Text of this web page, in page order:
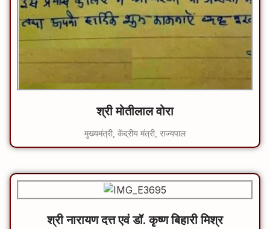
श्री मोतीलाल वोरा
मुख्यमंत्री, केंद्रीय मंत्री, राज्यपाल
श्री नारायण दत्त एवं डॉ. कृष्ण बिहारी मिश्र